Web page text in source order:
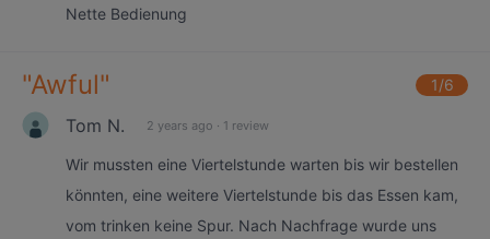
Nette Bedienung
"Awful" 1/6
Tom N. 2 years ago · 1 review
Wir mussten eine Viertelstunde warten bis wir bestellen
könnten, eine weitere Viertelstunde bis das Essen kam,
vom trinken keine Spur. Nach Nachfrage wurde uns